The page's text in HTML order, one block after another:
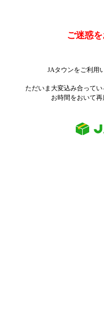
ご迷惑
JAタウンをご利用
ただいま大変込み合って
お時間をおいて